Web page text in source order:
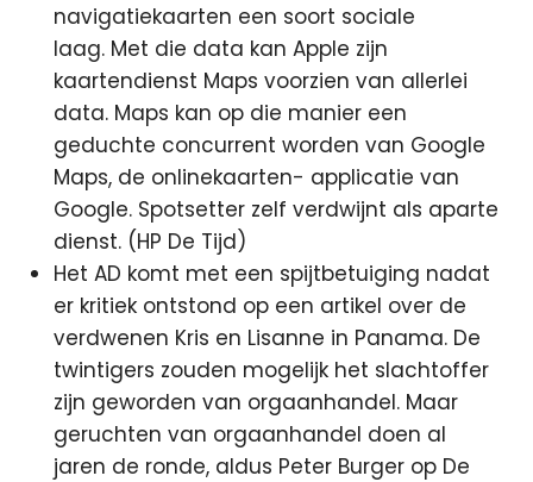
navigatiekaarten een soort sociale
laag. Met die data kan Apple zijn
kaartendienst Maps voorzien van allerlei
data. Maps kan op die manier een
geduchte concurrent worden van Google
Maps, de onlinekaarten- applicatie van
Google. Spotsetter zelf verdwijnt als aparte
dienst. (HP De Tijd)
Het AD komt met een spijtbetuiging nadat
er kritiek ontstond op een artikel over de
verdwenen Kris en Lisanne in Panama. De
twintigers zouden mogelijk het slachtoffer
zijn geworden van orgaanhandel. Maar
geruchten van orgaanhandel doen al
jaren de ronde, aldus Peter Burger op De